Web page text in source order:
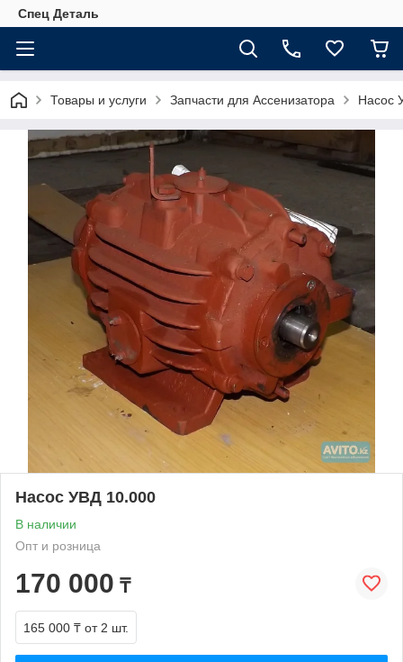
Спец Деталь
Товары и услуги Запчасти для Ассенизатора Насос
Насос УВД 10.000
В наличии
Опт и розница
170 000 ₸
165 000 ₸ от 2 шт.